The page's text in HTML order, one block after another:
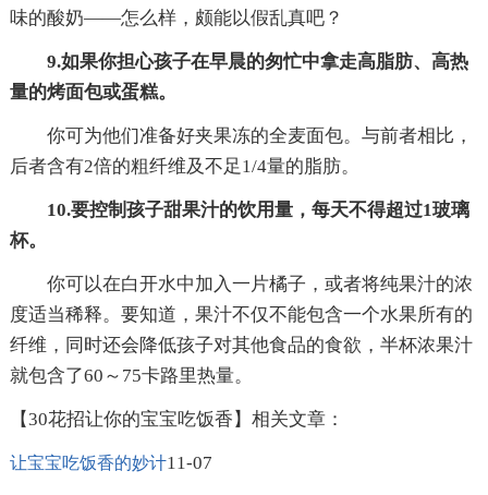
味的酸奶——怎么样，颇能以假乱真吧？
9.如果你担心孩子在早晨的匆忙中拿走高脂肪、高热
量的烤面包或蛋糕。
你可为他们准备好夹果冻的全麦面包。与前者相比，
后者含有2倍的粗纤维及不足1/4量的脂肪。
10.要控制孩子甜果汁的饮用量，每天不得超过1玻璃
杯。
你可以在白开水中加入一片橘子，或者将纯果汁的浓
度适当稀释。要知道，果汁不仅不能包含一个水果所有的
纤维，同时还会降低孩子对其他食品的食欲，半杯浓果汁
就包含了60～75卡路里热量。
【30花招让你的宝宝吃饭香】相关文章：
让宝宝吃饭香的妙计11-07